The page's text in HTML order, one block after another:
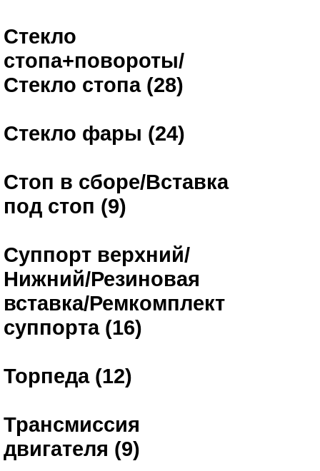
Стекло
стопа+повороты/
Стекло стопа (28)
Стекло фары (24)
Стоп в сборе/Вставка
под стоп (9)
Суппорт верхний/
Нижний/Резиновая
вставка/Ремкомплект
суппорта (16)
Торпеда (12)
Трансмиссия
двигателя (9)